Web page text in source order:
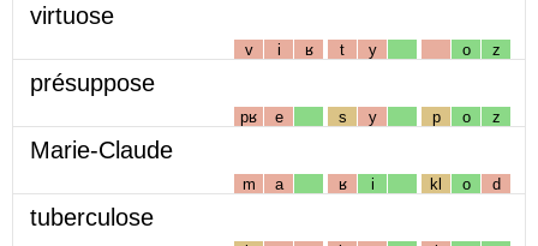
virtuose
v i ʁ t y o z
présuppose
pʁ e s y p o z
Marie-Claude
m a ʁ i kl o d
tuberculose